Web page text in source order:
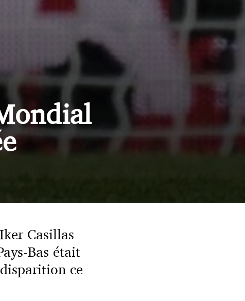
Casillas
Bas était
ce